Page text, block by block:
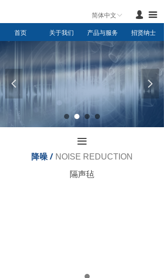
넙
ꀅ
简体中文
首页 关于我们 产品与服务 招贤纳士
끀
产品与服务
新闻中心
联系我们
隔声毡
降噪 / NOISE REDUCTION
끀
넳 넲